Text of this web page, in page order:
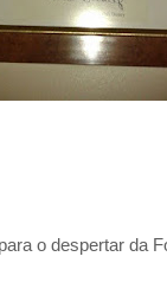
o despertar da